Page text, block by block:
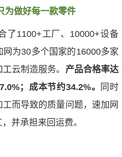
为做好每一款零件
了1100+工厂、10000+设备
为30多个国家的16000多家
工云制造服务。 产品合格率达
；成本节约34.2%。
同时
而导致的质量问题，速加网
并承担来回运费。